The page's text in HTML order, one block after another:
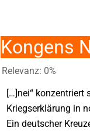
Kongens
Relevanz: 0%
[…]nei“ konzentriert
Kriegserklärung in
Ein deutscher